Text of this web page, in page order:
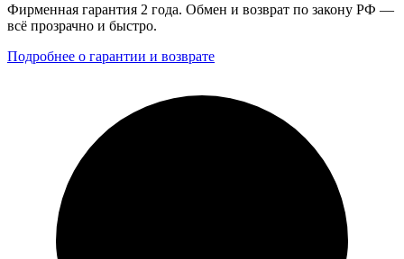
Фирменная гарантия 2 года. Обмен и возврат по закону РФ —
всё прозрачно и быстро.
Подробнее о гарантии и возврате